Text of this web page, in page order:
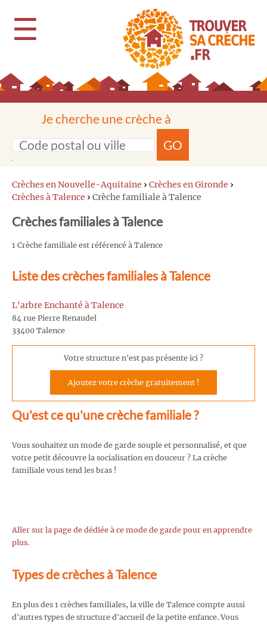
☰
Je cherche une crèche à
GO
Crèches en Nouvelle-Aquitaine › Crèches en Gironde ›
Crèches à Talence › Crèche familiale à Talence
Crèches familiales à Talence
1 Crèche familiale est référencé à Talence
Liste des crèches familiales à Talence
L'arbre Enchanté à Talence
84 rue Pierre Renaudel
33400 Talence
Votre structure n'est pas présente ici ?
Ajoutez votre crèche gratuitement !
Qu'est ce qu'une crèche familiale ?
Vous souhaitez un mode de garde souple et personnalisé, et que
votre petit découvre la socialisation en douceur ? La crèche
familiale vous tend les bras !
Aller sur la page de dédiée à ce mode de garde pour en apprendre
plus.
Types de crèches à Talence
En plus des 1 crèches familiales, la ville de Talence compte aussi
d'autres types de structure d'accueil de la petite enfance. Vous